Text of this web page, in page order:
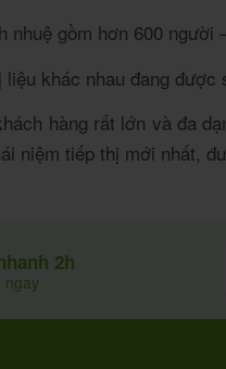
gồm hơn 600 người
khác nhau đang
hàng rất lớn và đa
niệm tiếp thị mới nhất,
2h
ngay